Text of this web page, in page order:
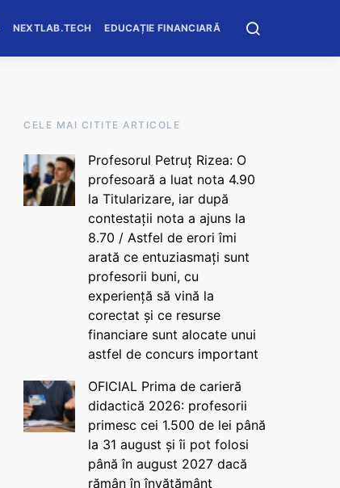
NEXTLAB.TECH EDUCAȚIE FINANCIARĂ
CELE MAI CITITE ARTICOLE
Profesorul Petruț Rizea: O
profesoară a luat nota 4.90
la Titularizare, iar după
contestații nota a ajuns la
8.70 / Astfel de erori îmi
arată ce entuziasmați sunt
profesorii buni, cu
experiență să vină la
corectat și ce resurse
financiare sunt alocate unui
astfel de concurs important
OFICIAL Prima de carieră
didactică 2026: profesorii
primesc cei 1.500 de lei până
la 31 august și îi pot folosi
până în august 2027 dacă
rămân în învățământ